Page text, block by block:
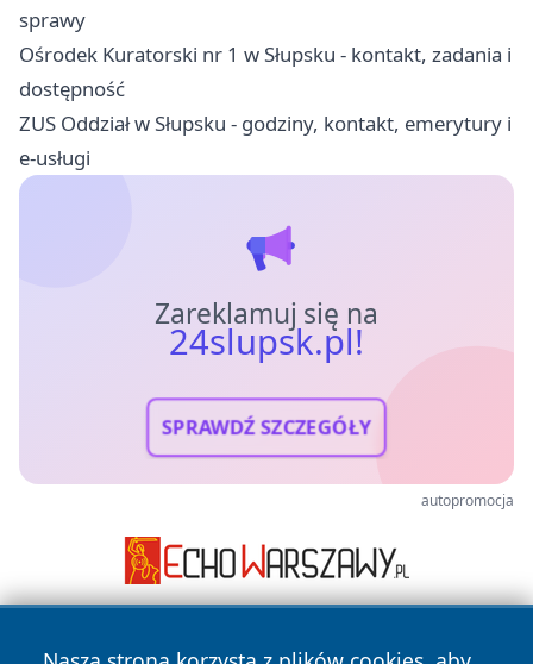
sprawy
Ośrodek Kuratorski nr 1 w Słupsku - kontakt, zadania i
dostępność
ZUS Oddział w Słupsku - godziny, kontakt, emerytury i
e-usługi
Zareklamuj się na
24slupsk.pl!
SPRAWDŹ SZCZEGÓŁY
autopromocja